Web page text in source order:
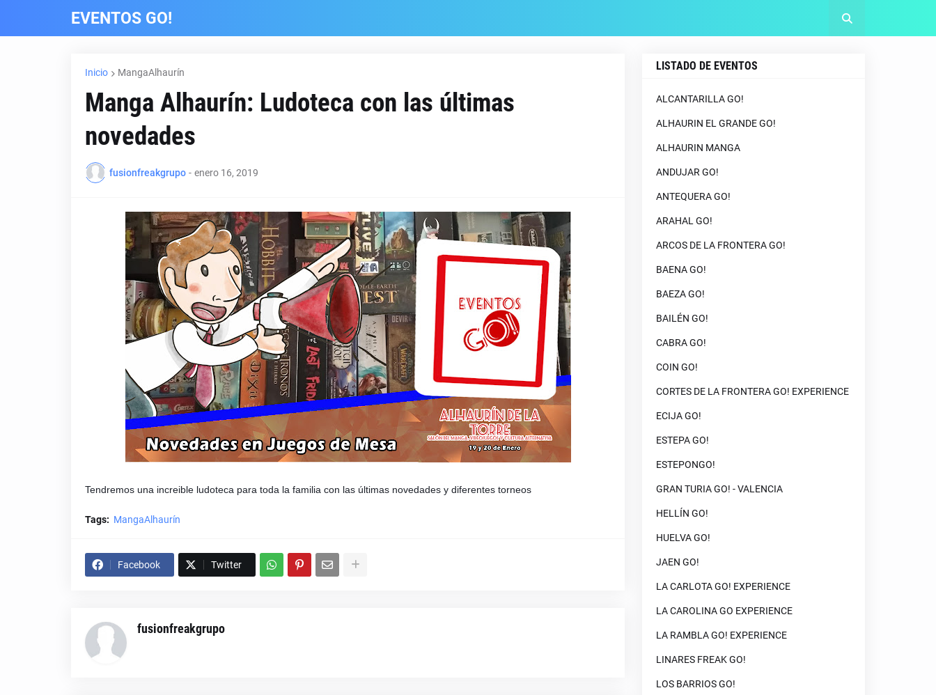
EVENTOS GO!
Inicio MangaAlhaurín
Manga Alhaurín: Ludoteca con las últimas
novedades
fusionfreakgrupo - enero 16, 2019
Tendremos una increible ludoteca para toda la familia con las últimas novedades y diferentes torneos
Tags: MangaAlhaurín
Facebook Twitter
fusionfreakgrupo
LISTADO DE EVENTOS
ALCANTARILLA GO!
ALHAURIN EL GRANDE GO!
ALHAURIN MANGA
ANDUJAR GO!
ANTEQUERA GO!
ARAHAL GO!
ARCOS DE LA FRONTERA GO!
BAENA GO!
BAEZA GO!
BAILÉN GO!
CABRA GO!
COIN GO!
CORTES DE LA FRONTERA GO! EXPERIENCE
ECIJA GO!
ESTEPA GO!
ESTEPONGO!
GRAN TURIA GO! - VALENCIA
HELLÍN GO!
HUELVA GO!
JAEN GO!
LA CARLOTA GO! EXPERIENCE
LA CAROLINA GO EXPERIENCE
LA RAMBLA GO! EXPERIENCE
LINARES FREAK GO!
LOS BARRIOS GO!